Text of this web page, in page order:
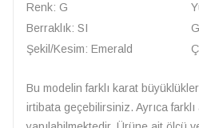
Renk: G
Berraklık: SI
Şekil/Kesim: Emerald
Bu modelin farklı karat
irtibata geçebilirsiniz. Ayrıca